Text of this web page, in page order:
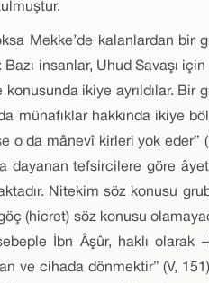
Mekke’de kalanlardan
insanlar, Uhud Savaşı için
ikiye ayrıldılar. Bir
münafıklar hakkında ikiye
o da mânevî kirleri yok
dayanan tefsircilere göre
Nitekim söz konusu
(hicret) söz konusu
İbn Âşûr, haklı
ve cihada dönmektir” (V,